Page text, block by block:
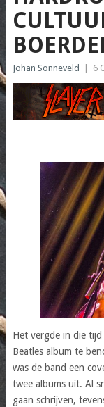
Johan Sonneveld 6
Het vergde in die
Beatles album te
was de band een
twee albums uit. Al
gaan schrijven,